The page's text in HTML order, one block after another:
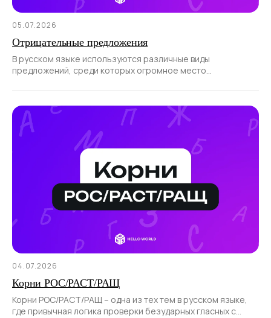
05.07.2026
Отрицательные предложения
В русском языке используются различные виды
предложений, среди которых огромное место
04.07.2026
Корни РОС/РАСТ/РАЩ
Корни РОС/РАСТ/РАЩ – одна из тех тем в русском языке,
где привычная логика проверки безударных гласных с